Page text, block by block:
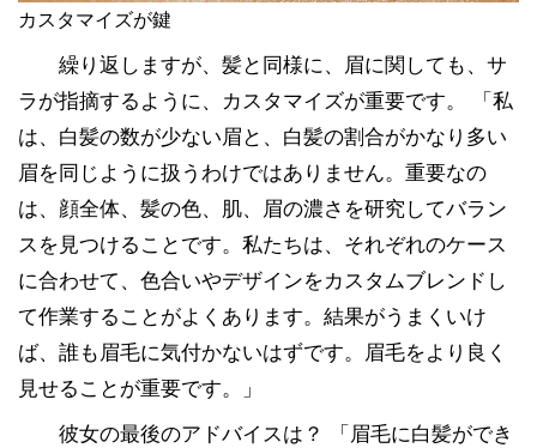
カスタマイズが鍵
繰り返しますが、髪と同様に、眉に関しても、サ
ラが指摘するように、カスタマイズが重要です。 「私
は、白髪の数が少ない眉と、白髪の割合がかなり多い
眉を同じように扱うわけではありません。重要なの
は、顔全体、髪の色、肌、眉の濃さを研究してバラン
スを見つけることです。私たちは、それぞれのケース
に合わせて、色合いやデザインをカスタムブレンドし
て作業することがよくあります。結果がうまくいけ
ば、誰も眉毛に気付かないはずです。眉毛をより良く
見せることが重要です。」
彼女の最後のアドバイスは？ 「眉毛に白髪ができ